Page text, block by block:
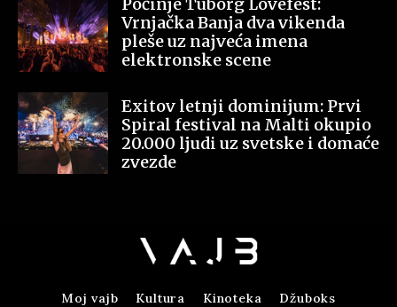
Vrnjačka Banja dva vikenda
pleše uz najveća imena
elektronske scene
Exitov letnji dominijum: Prvi
Spiral festival na Malti okupio
20.000 ljudi uz svetske i domaće
zvezde
Moj vajb Kultura Kinoteka Džuboks